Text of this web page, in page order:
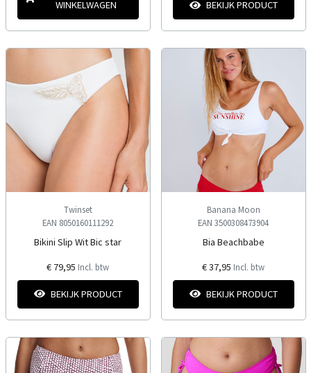
WINKELWAGEN
BEKIJK PRODUCT
Twinset
EAN 8050160111292
Bikini Slip Wit Bic star
€ 79,95 Incl. btw
BEKIJK PRODUCT
Banana Moon
EAN 3500308473904
Bia Beachbabe
€ 37,95 Incl. btw
BEKIJK PRODUCT